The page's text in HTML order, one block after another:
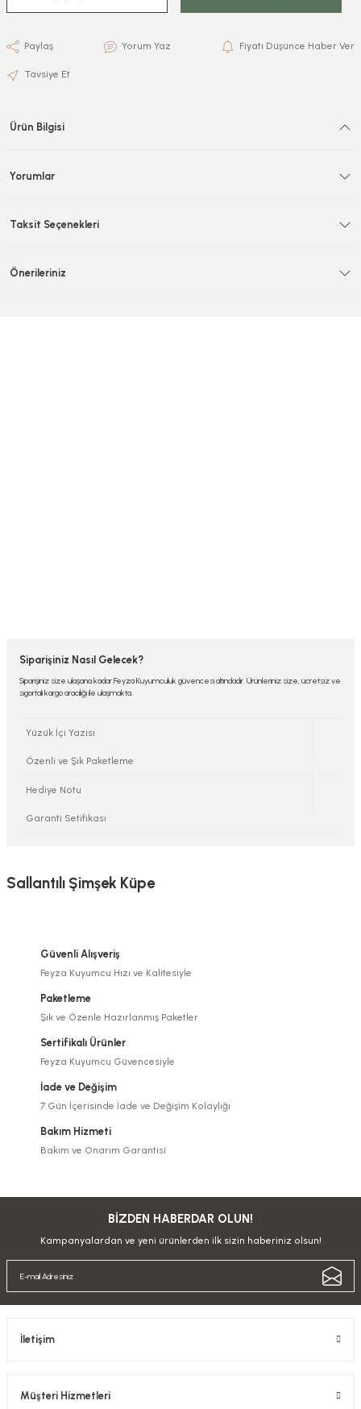
Yorum Yaz Fiyatı Düşünce Haber Ver
Tavsiye Et
Paylaş
Ürün Bilgisi
Yorumlar
Taksit Seçenekleri
Önerileriniz
Siparişiniz Nasıl Gelecek?
Siparişiniz size ulaşana kadar Feyza Kuyumculuk güvencesi altındadır. Ürünleriniz size, ücretsiz ve
sigortalı kargo aracılığı ile ulaşmakta.
Yüzük İçi Yazısı
Özenli ve Şık Paketleme
Hediye Notu
Garanti Setifikası
Sallantılı Şimşek Küpe
Güvenli Alışveriş
Feyza Kuyumcu Hızı ve Kalitesiyle
Paketleme
Şık ve Özenle Hazırlanmış Paketler
Sertifikalı Ürünler
Feyza Kuyumcu Güvencesiyle
İade ve Değişim
7 Gün İçerisinde İade ve Değişim Kolaylığı
Bakım Hizmeti
Bakım ve Onarım Garantisi
BİZDEN HABERDAR OLUN!
Kampanyalardan ve yeni ürünlerden ilk sizin haberiniz olsun!
İletişim
Müşteri Hizmetleri